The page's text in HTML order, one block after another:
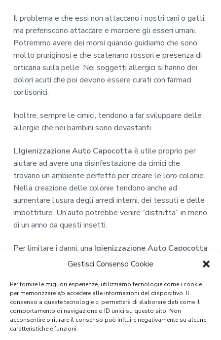
Gestisci Consenso Cookie
Per fornire le migliori esperienze, utilizziamo tecnologie come i cookie
per memorizzare e/o accedere alle informazioni del dispositivo. Il
consenso a queste tecnologie ci permetterà di elaborare dati come il
comportamento di navigazione o ID unici su questo sito. Non
acconsentire o ritirare il consenso può influire negativamente su alcune
caratteristiche e funzioni.
Il problema e che essi non attaccano i nostri cani o gatti,
ma preferiscono attaccare e mordere gli esseri umani.
Potremmo avere dei morsi quando guidiamo che sono
molto pruriginosi e che scatenano rossori e presenza di
orticaria sulla pelle. Nei soggetti allergici si hanno dei
dolori acuti che poi devono essere curati con farmaci
cortisonici.
Inoltre, sempre le cimici, tendono a far sviluppare delle
allergie che nei bambini sono devastanti.
L’Igienizzazione Auto Capocotta è utile proprio per
aiutare ad avere una disinfestazione da cimici che
trovano un ambiente perfetto per creare le loro colonie.
Nella creazione delle colonie tendono anche ad
aumentare l’usura degli arredi interni, dei tessuti e delle
imbottiture. Un’auto potrebbe venire “distrutta” in meno
di un anno da questi insetti.
Per limitare i danni, una Igienizzazione Auto Capocotta
è il consiglio migliore e anche molto economico.